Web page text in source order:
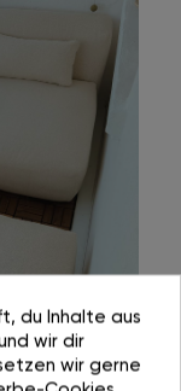
du Inhalte aus
wir dir
wir gerne